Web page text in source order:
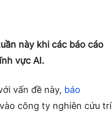
này khi các báo cáo
vực AI.
vấn đề này, báo
công ty nghiên cứu trí